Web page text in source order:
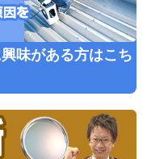
味がある方はこち